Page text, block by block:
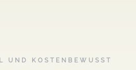
UND KOSTENBEWUSST